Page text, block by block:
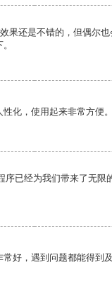
果还是不错的，但偶尔
化，使用起来非常方便。
序已经为我们带来了无限
好，遇到问题都能得到及